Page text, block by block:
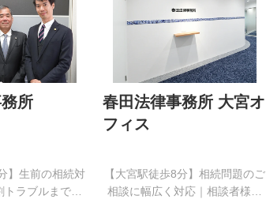
所
】生前の相続対
ラブルまで幅
春田法律事務所 大宮オ
フィス
【大宮駅徒歩8分】相続問題のご
相談に幅広く対応｜相談者様の